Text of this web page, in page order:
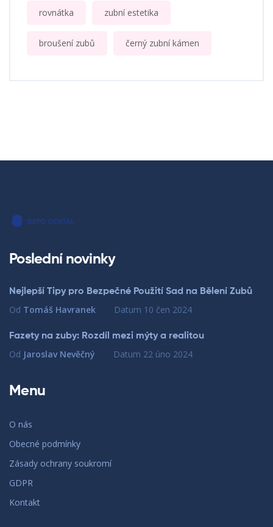
rovnátka zubní estetika
broušení zubů černý zubní kámen
Poslední novinky
Nejlepší Tipy pro Bezpečné Použití Sad na Bělení Zubů
Od Tomáš Havranek Datum 10 čen 2024
Fazety na zuby: Rozdíl mezi mýty a realitou
Od Jaroslav Nevěčný Datum 22 úno 2024
Menu
O nás
Obecné podmínky
Zásady ochrany soukromí
GDPR
Kontakt